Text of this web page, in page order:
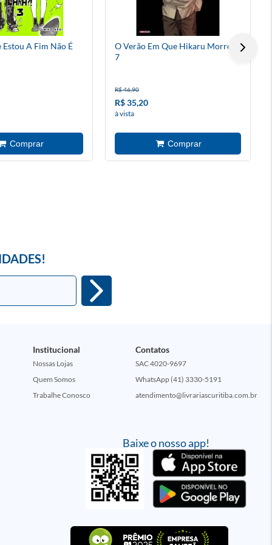
Estou A Fim Não É
O Verão Em Que Hikaru Morreu
7
R$ 46,90
R$ 35,20
à vista
Baixe o nosso app!
Institucional
Nossas Lojas
Quem Somos
Trabalhe Conosco
Contatos
SAC 4020-9697
WhatsApp (41) 3330-5191
atendimento@livrariascuritiba.com.br